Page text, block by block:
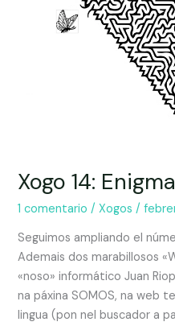
Xogo 14:
1 comentario /Xogos /
Seguimos ampliando el
Ademais dos marabillosos
«noso» informático Juan
na páxina SOMOS, na web
lingua (pon nel buscador a